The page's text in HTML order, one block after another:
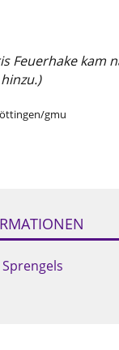
Feuerhake kam
gmu